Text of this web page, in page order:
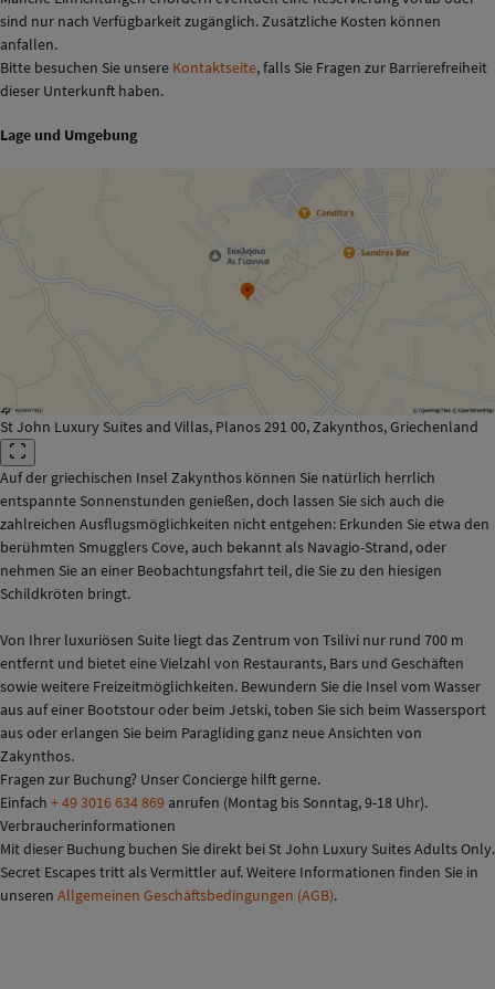
sind nur nach Verfügbarkeit zugänglich. Zusätzliche Kosten können
anfallen.
Bitte besuchen Sie unsere Kontaktseite, falls Sie Fragen zur Barrierefreiheit
dieser Unterkunft haben.
Lage und Umgebung
St John Luxury Suites and Villas, Planos 291 00, Zakynthos, Griechenland
Auf der griechischen Insel Zakynthos können Sie natürlich herrlich
entspannte Sonnenstunden genießen, doch lassen Sie sich auch die
zahlreichen Ausflugsmöglichkeiten nicht entgehen: Erkunden Sie etwa den
berühmten Smugglers Cove, auch bekannt als Navagio-Strand, oder
nehmen Sie an einer Beobachtungsfahrt teil, die Sie zu den hiesigen
Schildkröten bringt.
Von Ihrer luxuriösen Suite liegt das Zentrum von Tsilivi nur rund 700 m
entfernt und bietet eine Vielzahl von Restaurants, Bars und Geschäften
sowie weitere Freizeitmöglichkeiten. Bewundern Sie die Insel vom Wasser
aus auf einer Bootstour oder beim Jetski, toben Sie sich beim Wassersport
aus oder erlangen Sie beim Paragliding ganz neue Ansichten von
Zakynthos.
Fragen zur Buchung? Unser Concierge hilft gerne.
Einfach + 49 3016 634 869 anrufen (Montag bis Sonntag, 9-18 Uhr).
Verbraucherinformationen
Mit dieser Buchung buchen Sie direkt bei St John Luxury Suites Adults Only.
Secret Escapes tritt als Vermittler auf. Weitere Informationen finden Sie in
unseren Allgemeinen Geschäftsbedingungen (AGB).